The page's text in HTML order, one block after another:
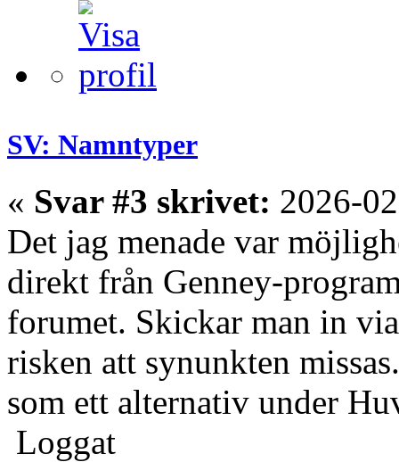
SV: Namntyper
« Svar #3 skrivet: 2026-
Det jag menade var
direkt från Genney-
forumet. Skickar man in
risken att synunkten
som ett alternativ under
Loggat